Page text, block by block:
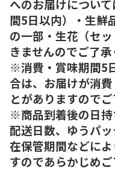
へのお届けについ
間5日以内）・生鮮
の一部・生花（セ
きませんのでご了承
※消費・賞味期間5
合は、お届けが消
とがありますのでご
※商品到着後の日持
配送日数、ゆうパ
在保管期間などに
すのであらかじめご